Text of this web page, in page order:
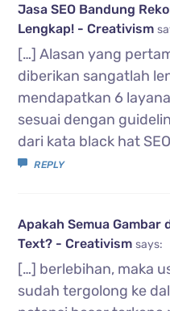
Jasa SEO Bandung
Lengkap! - Creativism
[…] Alasan yang
diberikan sangatlah
mendapatkan 6
sesuai dengan
dari kata black hat
REPLY
Apakah Semua Gambar
Text? - Creativism says:
[…] berlebihan, maka
sudah tergolong ke